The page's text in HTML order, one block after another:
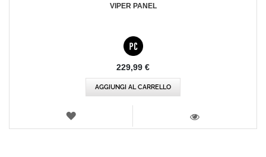
VIPER PANEL
229,99 €
AGGIUNGI AL CARRELLO
LISTA